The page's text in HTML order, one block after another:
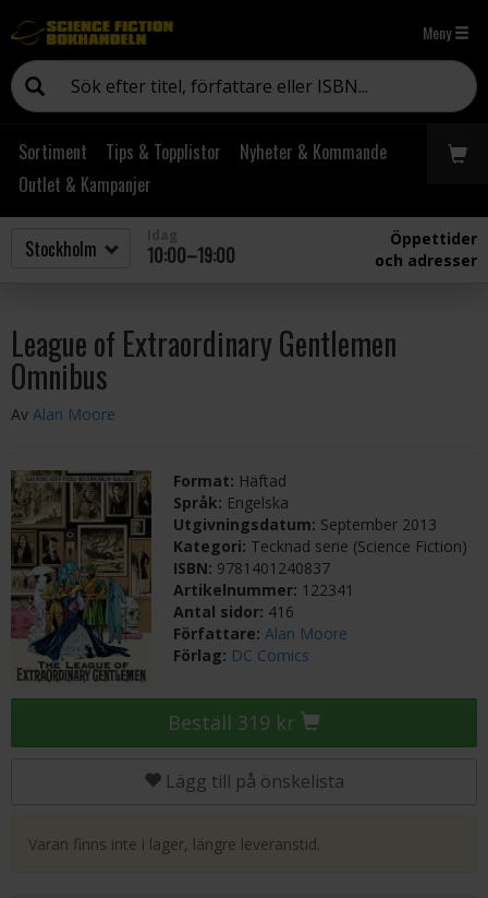
Meny
Sortiment Tips & Topplistor
Nyheter & Kommande
Outlet & Kampanjer
10:00–19:00
Öppettider
och adresser
League of Extraordinary Gentlemen
Omnibus
Av Alan Moore
Format: Häftad
Språk: Engelska
Utgivningsdatum: September 2013
Kategori: Tecknad serie (Science Fiction)
ISBN: 9781401240837
Artikelnummer: 122341
Antal sidor: 416
Författare:Alan Moore
Förlag: DC Comics
Beställ 319 kr
Lägg till på önskelista
Varan finns inte i lager, längre leveranstid.